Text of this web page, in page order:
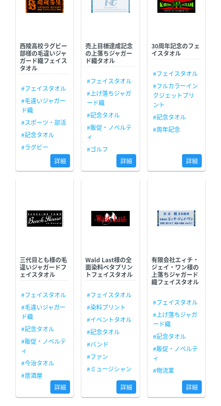
西陵高校ラグビー
部様の毛違いジャ
ガード織フェイス
タオル
#フェイスタオル
#毛違いジャガー
ド織
#スポーツ・部活
#記念タオル
#ラグビー
詳細
売上目標達成記念
の上落ちジャガー
ド織タオル
#フェイスタオル
#上げ落ちジャガ
ード織
#記念タオル
#販促・ノベルテ
ィ
#ゴルフ
詳細
30周年記念のフェ
イスタオル
#フェイスタオル
#フルカラーイン
クジェットプリ
ント
#記念タオル
#周年記念
詳細
三代目とも様の毛
違いジャガードフ
ェイスタオル
#フェイスタオル
#毛違いジャガー
ド織
#記念タオル
#販促・ノベルテ
ィ
#今治タオル
#居酒屋
詳細
Wald Last様の全
面染料ベタプリン
トフェイスタオル
#フェイスタオル
#染料プリント
#イベントタオル
#記念タオル
#バンド
#ファン
#ミュージシャン
詳細
有限会社エィチ・
ジェイ・ワン様の
上落ちジャガード
織フェイスタオル
#フェイスタオル
#上げ落ちジャガ
ード織
#記念タオル
#販促・ノベルテ
ィ
#物流業
詳細